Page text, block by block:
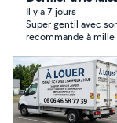
rapide(! 6) 46 -
Il y a 7 jours
Super gentil avec
recommande à
déménagement
gentillesse merci
posé tout les
merci